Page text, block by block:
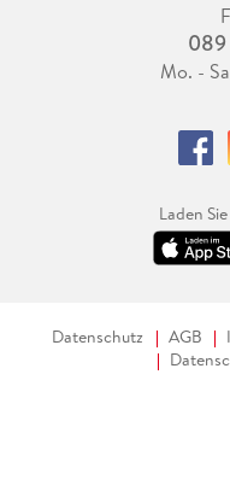
089
Mo. -
Laden
Datenschutz AGB